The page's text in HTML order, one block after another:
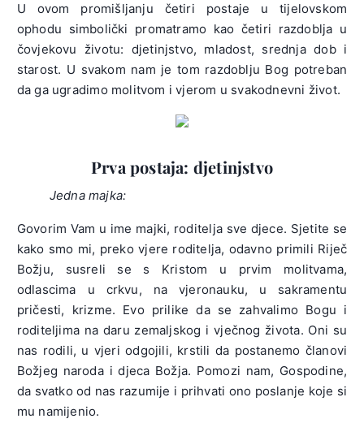
U ovom promišljanju četiri postaje u tijelovskom
ophodu simbolički promatramo kao četiri razdoblja u
čovjekovu životu: djetinjstvo, mladost, srednja dob i
starost. U svakom nam je tom razdoblju Bog potreban
da ga ugradimo molitvom i vjerom u svakodnevni život.
Prva postaja: djetinjstvo
Jedna majka:
Govorim Vam u ime majki, roditelja sve djece. Sjetite se
kako smo mi, preko vjere roditelja, odavno primili Riječ
Božju, susreli se s Kristom u prvim molitvama,
odlascima u crkvu, na vjeronauku, u sakramentu
pričesti, krizme. Evo prilike da se zahvalimo Bogu i
roditeljima na daru zemaljskog i vječnog života. Oni su
nas rodili, u vjeri odgojili, krstili da postanemo članovi
Božjeg naroda i djeca Božja. Pomozi nam, Gospodine,
da svatko od nas razumije i prihvati ono poslanje koje si
mu namijenio.